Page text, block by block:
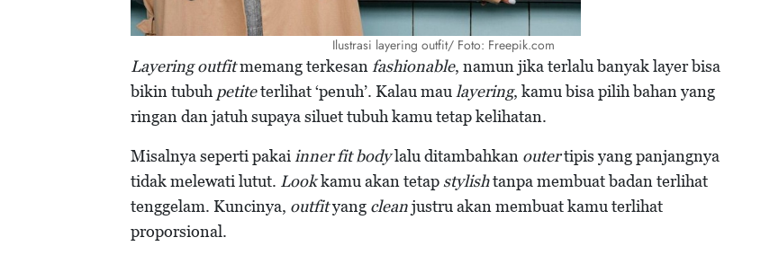
Ilustrasi layering outfit/ Foto: Freepik.com
Layering outfitmemang terkesanfashionable, namun jika terlalu banyak layer bisa
bikin tubuh petiteterlihat ‘penuh’. Kalau maulayering, kamu bisa pilih bahan yang
ringan dan jatuh supaya siluet tubuh kamu tetap kelihatan.
Misalnya seperti pakaiinner fit bodylalu ditambahkan outertipis yang panjangnya
tidak melewati lutut. Lookkamu akan tetapstylishtanpa membuat badan terlihat
tenggelam. Kuncinya, outfityang cleanjustru akan membuat kamu terlihat
proporsional.